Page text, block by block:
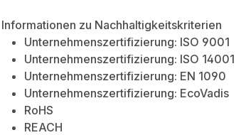
Informationen zu Nachhaltigkeitskriterien
Unternehmenszertifizierung: ISO 9001
Unternehmenszertifizierung: ISO 14001
Unternehmenszertifizierung: EN 1090
Unternehmenszertifizierung: EcoVadis
RoHS
REACH